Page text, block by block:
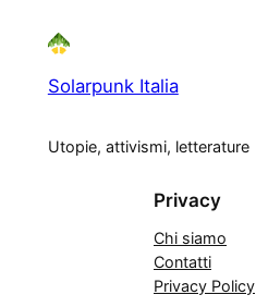
Solarpunk Italia
Utopie, attivismi, letterature
Privacy
Chi siamo
Contatti
Privacy Policy